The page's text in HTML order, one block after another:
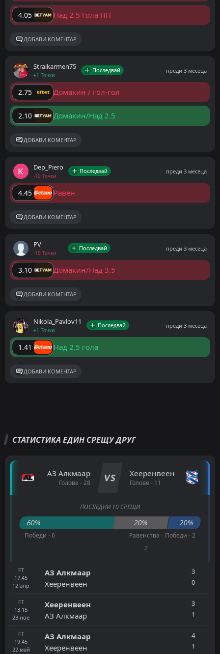
4.05 Над 2.5 Гола ПП
ДОБАВИ КОМЕНТАР
Straikarmen75
+1 Точки
Последвай преди 3 месеца
2.75 Домакин / гол-гол
2.10 Домакин/Над 2.5
ДОБАВИ КОМЕНТАР
Dep_Piero
-10 Точки
Последвай преди 3 месеца
4.45 Равен
ДОБАВИ КОМЕНТАР
PV
-10 Точки
Последвай преди 3 месеца
3.10 Домакин/Над 3.5
ДОБАВИ КОМЕНТАР
Nikola_Pavlov11
+1 Точки
Последвай преди 3 месеца
1.41 Над 2.5 гола
ДОБАВИ КОМЕНТАР
СТАТИСТИКА ЕДИН СРЕЩУ ДРУГ
АЗ Алкмаар
Голове - 28 VS Хееренвеен
Голове - 11
ПОСЛЕДНИ 10 СРЕЩИ
60% 20% 20%
Победи - 6
Равенства -
2
Победи - 2
FT
17:45
12 апр
АЗ Алкмаар
Хееренвеен
3
0
FT
13:15
23 ное
Хееренвеен
АЗ Алкмаар
3
1
FT
19:45
22 май
АЗ Алкмаар
Хееренвеен
4
1